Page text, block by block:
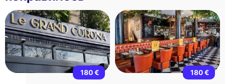
180 € 180 €